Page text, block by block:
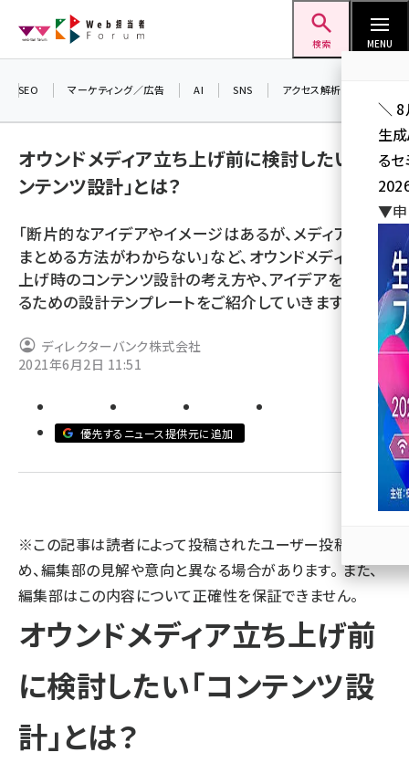
ン
検索 MENU
ai (2820)
youtube (2444)
note (2322)
セミナー (2315)
z世代 (1629)
meo (1281)
llmo (1167)
SEO マーケティング／広告 AI SNS アクセス解析／データ分析
オウンドメディア立ち上げ前に検討したい「コ
ンテンツ設計」とは？
「断片的なアイデアやイメージはあるが、メディアとして
まとめる方法がわからない」など、オウンドメディア立ち
上げ時のコンテンツ設計の考え方や、アイデアを整理す
るための設計テンプレートをご紹介していきます。
ディレクターバンク株式会社
2021年6月2日 11:51
優先するニュース提供元に追加
※この記事は読者によって投稿されたユーザー投稿のた
め、編集部の見解や意向と異なる場合があります。 また、
編集部はこの内容について正確性を保証できません。
オウンドメディア立ち上げ前
に検討したい「コンテンツ設
計」とは？
＼ 8
生
る
▼申